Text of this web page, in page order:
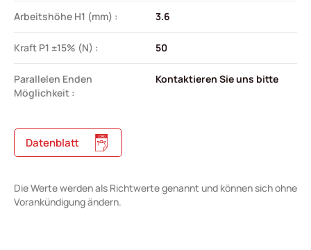
Arbeitshöhe H1 (mm) : 3.6
Kraft P1 ±15% (N) : 50
Parallelen Enden
Möglichkeit :
Kontaktieren Sie uns bitte
Datenblatt
Die Werte werden als Richtwerte genannt und können sich ohne
Vorankündigung ändern.